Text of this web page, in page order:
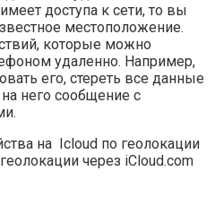
доступа к сети, то вы
местоположение.
которые можно
удаленно. Например,
его, стереть все данные
него сообщение с
через iCloud.com